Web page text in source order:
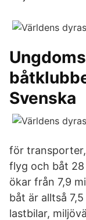
Svenska
för
flyg och båt
ökar från 7,9
båt är alltså
lastbilar,